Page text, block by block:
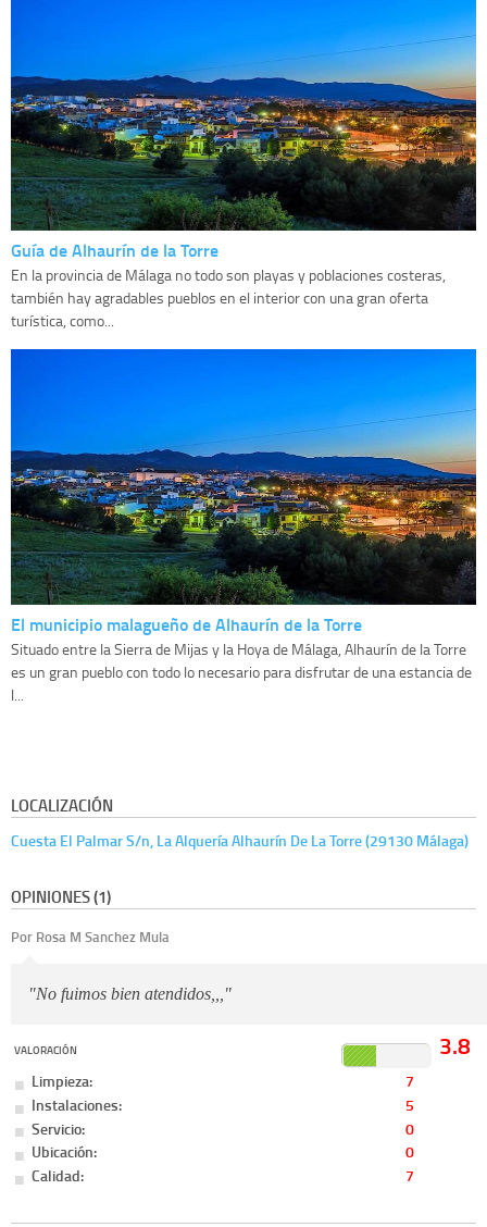
Guía de Alhaurín de la Torre
En la provincia de Málaga no todo son playas y poblaciones costeras,
también hay agradables pueblos en el interior con una gran oferta
turística, como...
El municipio malagueño de Alhaurín de la Torre
Situado entre la Sierra de Mijas y la Hoya de Málaga, Alhaurín de la Torre
es un gran pueblo con todo lo necesario para disfrutar de una estancia de
l...
LOCALIZACIÓN
Cuesta El Palmar S/n, La Alquería Alhaurín De La Torre (29130 Málaga)
OPINIONES (1)
Por Rosa M Sanchez Mula
"No fuimos bien atendidos,,,"
VALORACIÓN 3.8
Limpieza:
7
Instalaciones:
5
Servicio:
0
Ubicación:
0
Calidad:
7